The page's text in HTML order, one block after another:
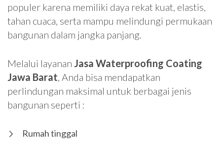
populer karena memiliki daya rekat kuat, elastis,
tahan cuaca, serta mampu melindungi permukaan
bangunan dalam jangka panjang.
Melalui layanan Jasa Waterproofing Coating
Jawa Barat , Anda bisa mendapatkan
perlindungan maksimal untuk berbagai jenis
bangunan seperti :
Rumah tinggal